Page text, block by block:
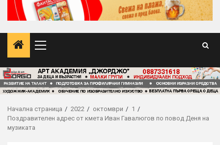
Primary
Начална страница 2022 октомври
1
Поздравителен адрес от кмета Иван Гавалюгов по повод Деня на
музиката